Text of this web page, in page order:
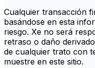
Cualquier transacción
basándose en esta
riesgo. Xe no será
retraso o daño
de cualquier trato con
muestre en este sitio.